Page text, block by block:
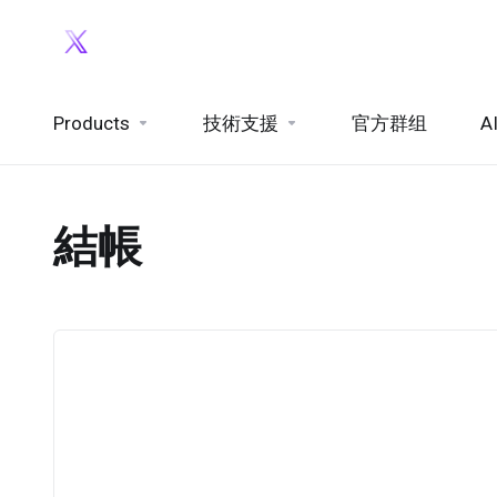
Products 技術支援 官方群组
結帳